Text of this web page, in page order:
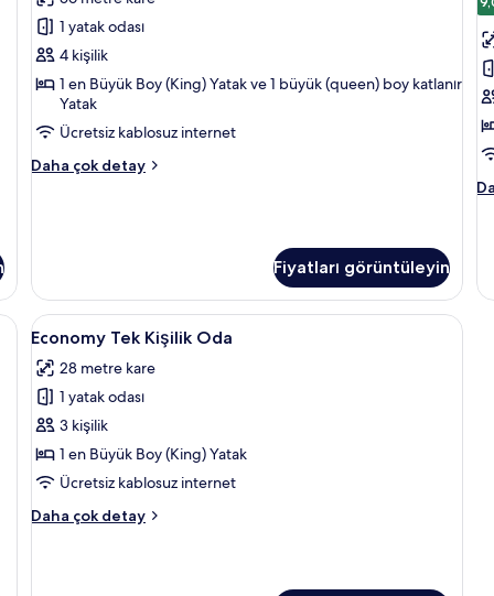
fazla
detay
Katı
Süiti
(Penthouse)
için
tüm
fotoğrafları
görün
1 yatak odası
4 kişilik
1 en Büyük Boy (King) Yatak ve 1 büyük (queen) boy katlanır
Yatak
Ücretsiz kablosuz internet
Daha çok detay
Luxury
daha
fazla
detay
Fiyatları görüntüleyin
yatak, odada kasa, masa
Economy
Tek
Kişilik
Oda
için
tüm
fotoğrafları
Economy Tek Kişilik Oda | Yastık
3
Economy Tek Kişilik Oda
28 metre kare
1 yatak odası
3 kişilik
1 en Büyük Boy (King) Yatak
Ücretsiz kablosuz internet
Daha çok detay
Economy